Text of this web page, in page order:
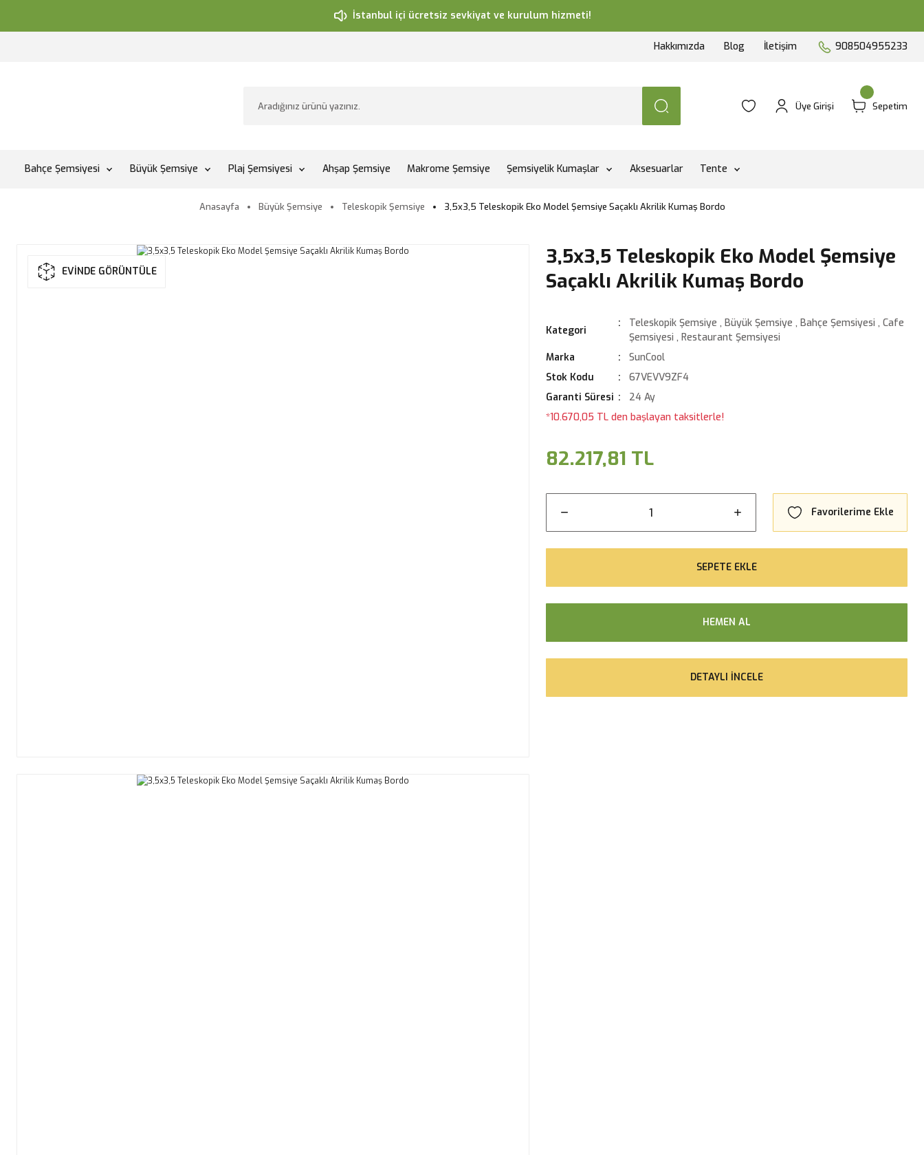
İstanbul içi ücretsiz sevkiyat ve kurulum hizmeti!
Hakkımızda Blog İletişim 908504955233
Üye Girişi Sepetim
Bahçe Şemsiyesi Büyük Şemsiye Plaj Şemsiyesi Ahşap Şemsiye Makrome Şemsiye Şemsiyelik Kumaşlar Aksesuarlar Tente
Anasayfa Büyük Şemsiye Teleskopik Şemsiye 3,5x3,5 Teleskopik Eko Model Şemsiye Saçaklı Akrilik Kumaş Bordo
EVİNDE GÖRÜNTÜLE
3,5x3,5 Teleskopik Eko Model Şemsiye
Saçaklı Akrilik Kumaş Bordo
Kategori
Teleskopik Şemsiye ,Büyük Şemsiye ,Bahçe Şemsiyesi ,Cafe
Şemsiyesi ,Restaurant Şemsiyesi
Marka
SunCool
Stok Kodu
67VEVV9ZF4
Garanti Süresi
24 Ay
*10.670,05 TL den başlayan taksitlerle!
82.217,81 TL
SEPETE EKLE
HEMEN AL
DETAYLI İNCELE